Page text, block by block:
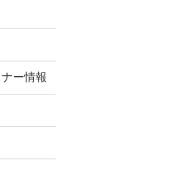
ー情報